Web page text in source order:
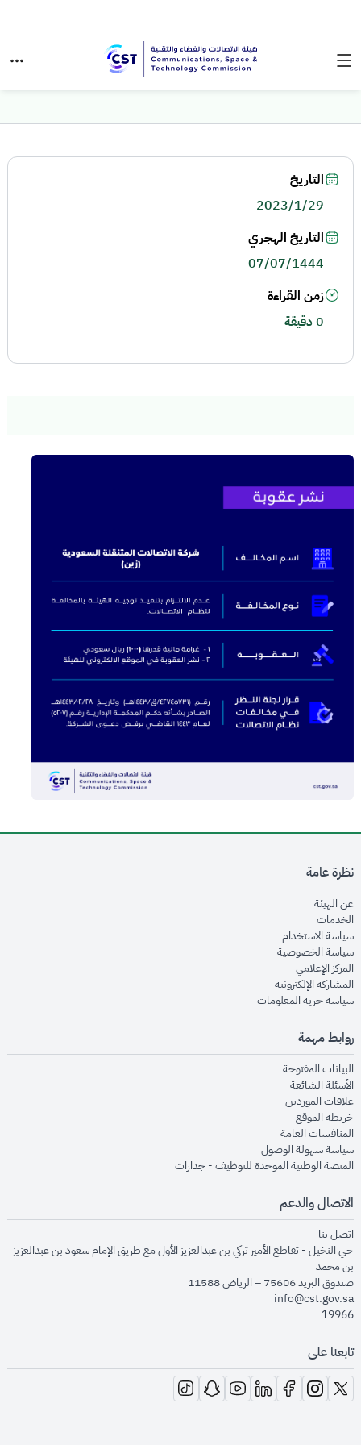
التاريخ
2023/1/29
التاريخ الهجري
07/07/1444
زمن القراءة
0 دقيقة
نظرة عامة
عن الهيئةopens in new window
الخدماتopens in new window
سياسة الاستخدام
سياسة الخصوصيةopens in new window
المركز الإعلاميopens in new window
المشاركة الإلكترونيةopens in new window
سياسة حرية المعلوماتopens in new window
روابط مهمة
البيانات المفتوحةopens in new window
الأسئلة الشائعةopens in new window
علاقات الموردينopens in new window
خريطة الموقعopens in new window
المنافسات العامةopens in new window
سياسة سهولة الوصولopens in new window
المنصة الوطنية الموحدة للتوظيف - جداراتopens in new window
الاتصال والدعم
اتصل بنا
حي النخيل - تقاطع الأمير تركي بن عبدالعزيز الأول مع طريق الإمام سعود بن عبدالعزيز
بن محمد
صندوق البريد 75606 – الرياض 11588
info@cst.gov.sa
19966
تابعنا على
opens in new window
opens in new window
opens in new window
opens in new window
opens in new window
opens in new window
opens in new window